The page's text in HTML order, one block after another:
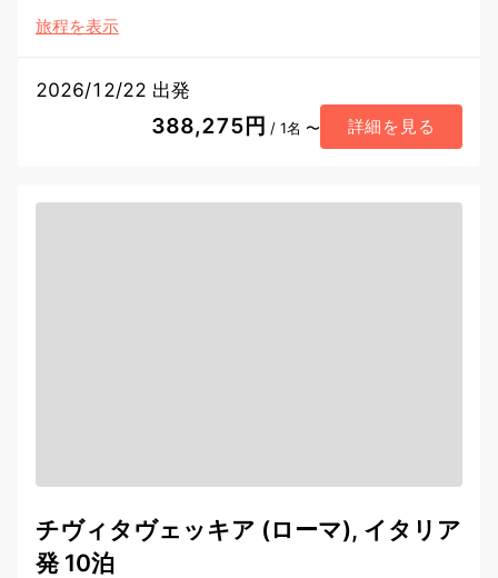
旅程を表示
2026/12/22 出発
388,275円 / 1名 〜 詳細を見る
チヴィタヴェッキア (ローマ), イタリア
発 10泊